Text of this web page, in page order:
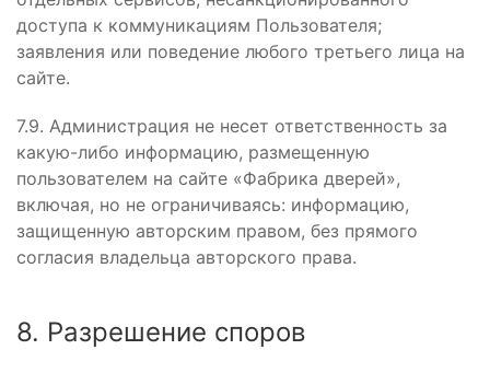
доступа к коммуникациям Пользователя;
заявления или поведение любого третьего лица на
сайте.
7.9. Администрация не несет ответственность за
какую-либо информацию, размещенную
пользователем на сайте «Фабрика дверей»,
включая, но не ограничиваясь: информацию,
защищенную авторским правом, без прямого
согласия владельца авторского права.
8. Разрешение споров